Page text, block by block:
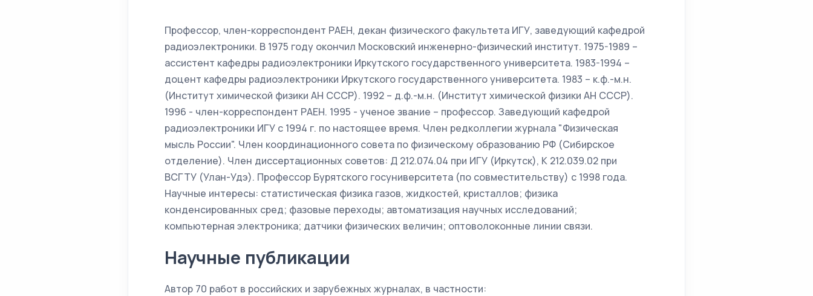
Профессор, член-корреспондент РАЕН, декан физического факультета ИГУ, заведующий кафедрой
радиоэлектроники. В 1975 году окончил Московский инженерно-физический институт. 1975-1989 –
ассистент кафедры радиоэлектроники Иркутского государственного университета. 1983-1994 –
доцент кафедры радиоэлектроники Иркутского государственного университета. 1983 – к.ф.-м.н.
(Институт химической физики АН СССР). 1992 – д.ф.-м.н. (Институт химической физики АН СССР).
1996 - член-корреспондент РАЕН. 1995 - ученое звание – профессор. Заведующий кафедрой
радиоэлектроники ИГУ с 1994 г. по настоящее время. Член редколлегии журнала "Физическая
мысль России". Член координационного совета по физическому образованию РФ (Сибирское
отделение). Член диссертационных советов: Д 212.074.04 при ИГУ (Иркутск), К 212.039.02 при
ВСГТУ (Улан-Удэ). Профессор Бурятского госуниверситета (по совместительству) с 1998 года.
Научные интересы: статистическая физика газов, жидкостей, кристаллов; физика
конденсированных сред; фазовые переходы; автоматизация научных исследований;
компьютерная электроника; датчики физических величин; оптоволоконные линии связи.
Научные публикации
Автор 70 работ в российских и зарубежных журналах, в частности: